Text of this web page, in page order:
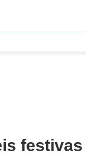
festivas